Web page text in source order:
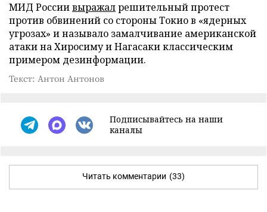
МИД Россиивыражалрешительный протест
против обвинений со стороны Токио в «ядерных
угрозах» и называло замалчивание американской
атаки на Хиросиму и Нагасаки классическим
примером дезинформации.
Текст: Антон Антонов
Подписывайтесь на наши
каналы
Читать комментарии (33)